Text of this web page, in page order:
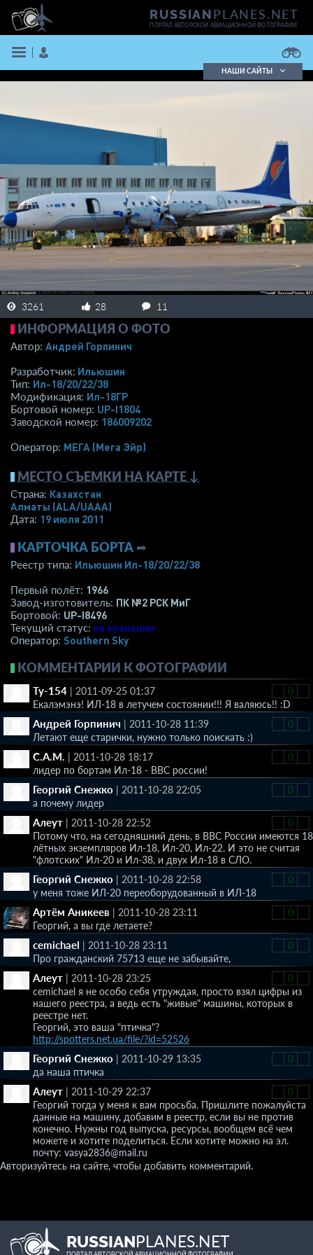
RUSSIANPLANES.NET
ПОРТАЛ АВТОРСКОЙ АВИАЦИОННОЙ ФОТОГРАФИИ
ВОЙТИ
ЗАРЕГИСТРИРОВАТЬСЯ
НАШИ САЙТЫ
3261 28 11
ИНФОРМАЦИЯ О ФОТО
Автор: Андрей Горпинич
Разработчик: Ильюшин
Тип: Ил-18/20/22/38
Модификация: Ил-18ГР
Бортовой номер: UP-I1804
Заводской номер: 186009202
Оператор: МЕГА (Мега Эйр)
МЕСТО СЪЕМКИ НА КАРТЕ ↓
Страна: Казахстан
Алматы (ALA/UAAA)
Дата: 19 июля 2011
КАРТОЧКА БОРТА ➦
Реестр типа: Ильюшин Ил-18/20/22/38
Первый полёт: 1966
Завод-изготовитель: ПК №2 РСК МиГ
Бортовой: UP-I8496
Текущий статус: на хранении
Оператор: Southern Sky
КОММЕНТАРИИ К ФОТОГРАФИИ
0
Ту-154 | 2011-09-25 01:37
Екалэмэнэ! ИЛ-18 в летучем состоянии!!! Я валяюсь!! :D
0
Андрей Горпинич | 2011-10-28 11:39
Летают еще старички, нужно только поискать :)
0
С.А.М. | 2011-10-28 18:17
лидер по бортам Ил-18 - ВВС россии!
0
Георгий Снежко | 2011-10-28 22:05
а почему лидер
0
Алеут | 2011-10-28 22:52
Потому что, на сегодняшний день, в ВВС России имеются 18
лётных экземпляров Ил-18, Ил-20, Ил-22. И это не считая
"флотских" Ил-20 и Ил-38, и двух Ил-18 в СЛО.
0
Георгий Снежко | 2011-10-28 22:58
у меня тоже ИЛ-20 переоборудованный в ИЛ-18
0
Артём Аникеев | 2011-10-28 23:11
Георгий, а вы где летаете?
0
cemichael | 2011-10-28 23:11
Про гражданский 75713 еще не забывайте,
0
Алеут | 2011-10-28 23:25
cemichael я не особо себя утруждая, просто взял цифры из
нашего реестра, а ведь есть "живые" машины, которых в
реестре нет.
Георгий, это ваша "птичка"?
http://spotters.net.ua/file/?id=52526
0
Георгий Снежко | 2011-10-29 13:35
да наша птичка
0
Алеут | 2011-10-29 22:37
Георгий тогда у меня к вам просьба. Пришлите пожалуйста
данные на машину, добавим в реестр, если вы не против
конечно. Нужны год выпуска, ресурсы, вообщем всё чем
можете и хотите поделиться. Если хотите можно на эл.
почту: vasya2836@mail.ru
Авторизуйтесь на сайте, чтобы добавить комментарий.
RUSSIANPLANES.NET